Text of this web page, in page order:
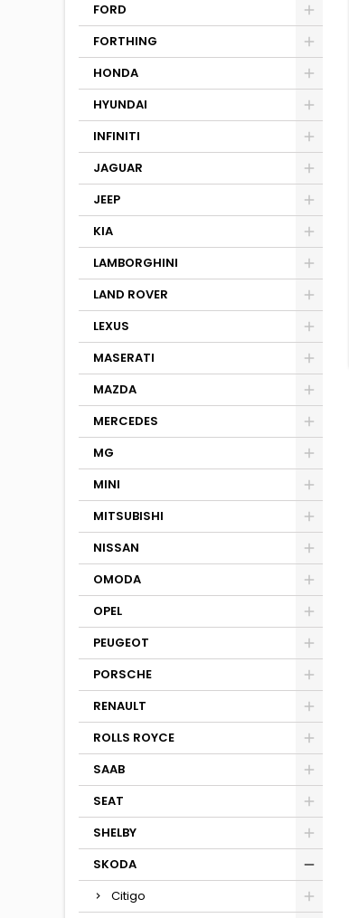
FORD
FORTHING
HONDA
HYUNDAI
INFINITI
JAGUAR
JEEP
KIA
LAMBORGHINI
LAND ROVER
LEXUS
MASERATI
MAZDA
MERCEDES
MG
MINI
MITSUBISHI
NISSAN
OMODA
OPEL
PEUGEOT
PORSCHE
RENAULT
ROLLS ROYCE
SAAB
SEAT
SHELBY
SKODA
Citigo